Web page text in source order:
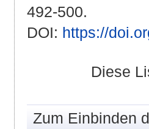
492-500.
DOI: https://
Diese
Zum Einbinden